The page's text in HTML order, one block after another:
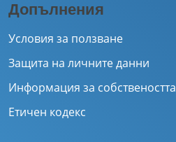
Допълнения
Условия за ползване
Защита на личните данни
Информация за собствеността
Етичен кодекс